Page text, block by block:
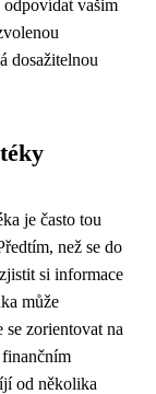
vašim
dosažitelnou
je často tou
než se do
si informace
může
zorientovat na
od několika